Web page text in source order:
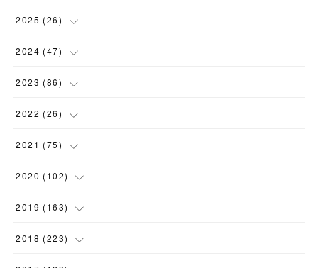
(1)
(3)
2025 (26)
(2)
(1)
(2)
(3)
2024 (47)
(4)
(2)
(1)
( 1 )
2023 (86)
(6)
(9)
(15)
( 16)
2022 (26)
(5)
(2)
(2)
(1 )
2021 (75)
(2)
(3)
(2)
( 6 )
2020 (102)
(4)
(4)
( 7)
2019 (163)
(7)
2018 (223)